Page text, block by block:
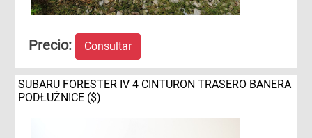
Precio: Consultar
SUBARU FORESTER IV 4 CINTURON TRASERO BANERA
PODŁUŻNICE ($)